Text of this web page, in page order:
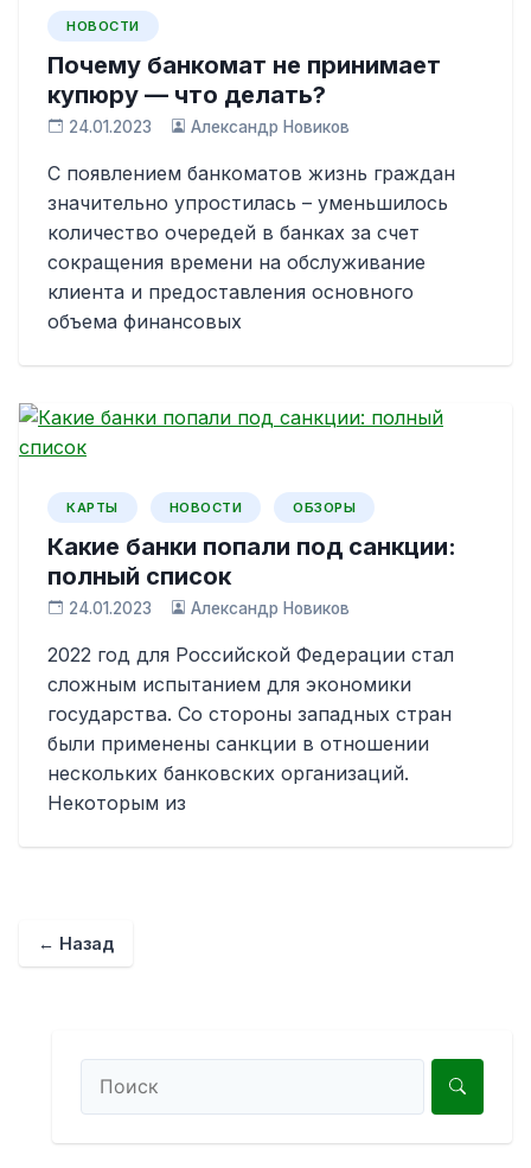
НОВОСТИ
Почему банкомат не принимает
купюру — что делать?
24.01.2023 Александр Новиков
С появлением банкоматов жизнь граждан
значительно упростилась – уменьшилось
количество очередей в банках за счет
сокращения времени на обслуживание
клиента и предоставления основного
объема финансовых
КАРТЫ НОВОСТИ ОБЗОРЫ
Какие банки попали под санкции:
полный список
24.01.2023 Александр Новиков
2022 год для Российской Федерации стал
сложным испытанием для экономики
государства. Со стороны западных стран
были применены санкции в отношении
нескольких банковских организаций.
Некоторым из
← Назад